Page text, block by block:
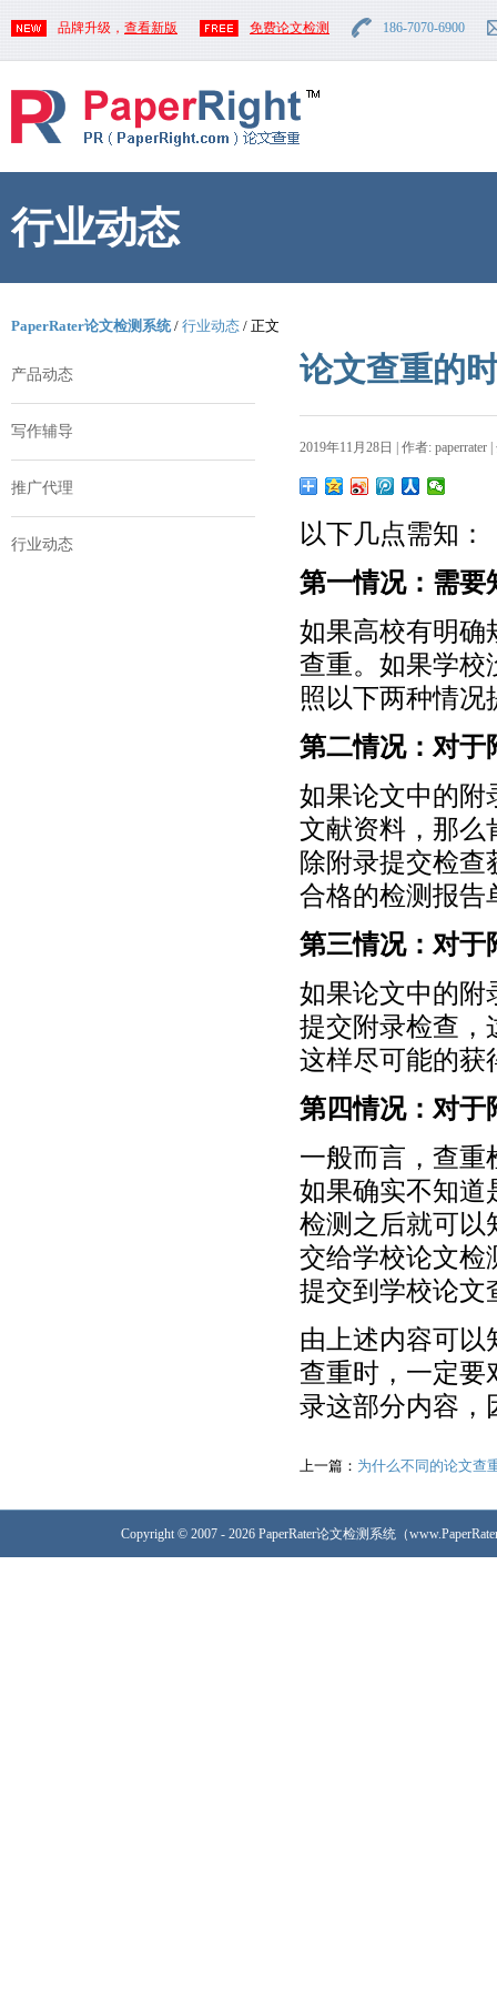
品牌升级， 查看新版 免费论文检测 186-7070-6900
行业动态
PaperRater论文检测系统/ 行业动态 / 正文
产品动态
写作辅导
推广代理
行业动态
论文查重的
2019年11月28日 | 作者: paperrater
以下几点需知：
第一情况：需要
如果高校有明确
查重。如果学校
照以下两种情况
第二情况：对于
如果论文中的附
文献资料，那么
除附录提交检
合格的检测报告
第三情况：对于
如果论文中的附
提交附录检查，
这样尽可能的获
第四情况：对于
一般而言，查重
如果确实不知道
检测之后就可以
交给学校论文检
提交到学校论文
由上述内容可以
查重时，一定要
录这部分内容，
上一篇： 为什么不同的论文
Copyright © 2007 - 2026 PaperRater论文检测系统（